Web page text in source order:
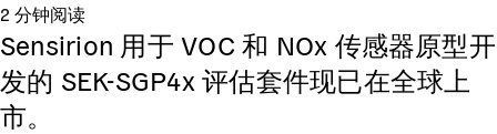
2 分钟阅读
Sensirion 用于 VOC 和 NOx 传感器原型开
发的 SEK-SGP4x 评估套件现已在全球上
市。